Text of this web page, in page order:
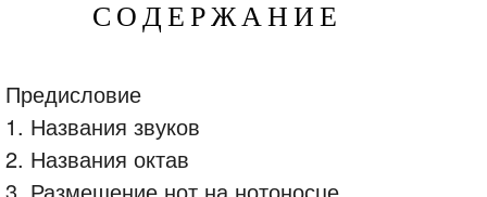
С О Д Е Р Ж А Н И Е
Предисловие
1. Названия звуков
2. Названия октав